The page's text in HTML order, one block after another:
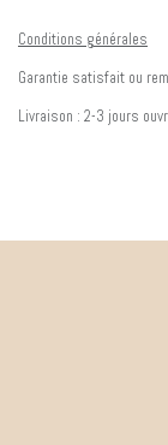
Conditions générales
Garantie satisfait ou
Livraison : 2-3 jours